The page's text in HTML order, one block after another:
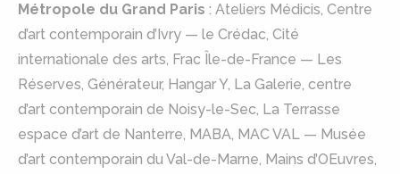
Métropole du Grand Paris : Ateliers Médicis, Centre
d’art contemporain d’Ivry — le Crédac, Cité
internationale des arts, Frac Île-de-France — Les
Réserves, Générateur, Hangar Y, La Galerie, centre
d’art contemporain de Noisy-le-Sec, La Terrasse
espace d’art de Nanterre, MABA, MAC VAL — Musée
d’art contemporain du Val-de-Marne, Mains d’OEuvres,